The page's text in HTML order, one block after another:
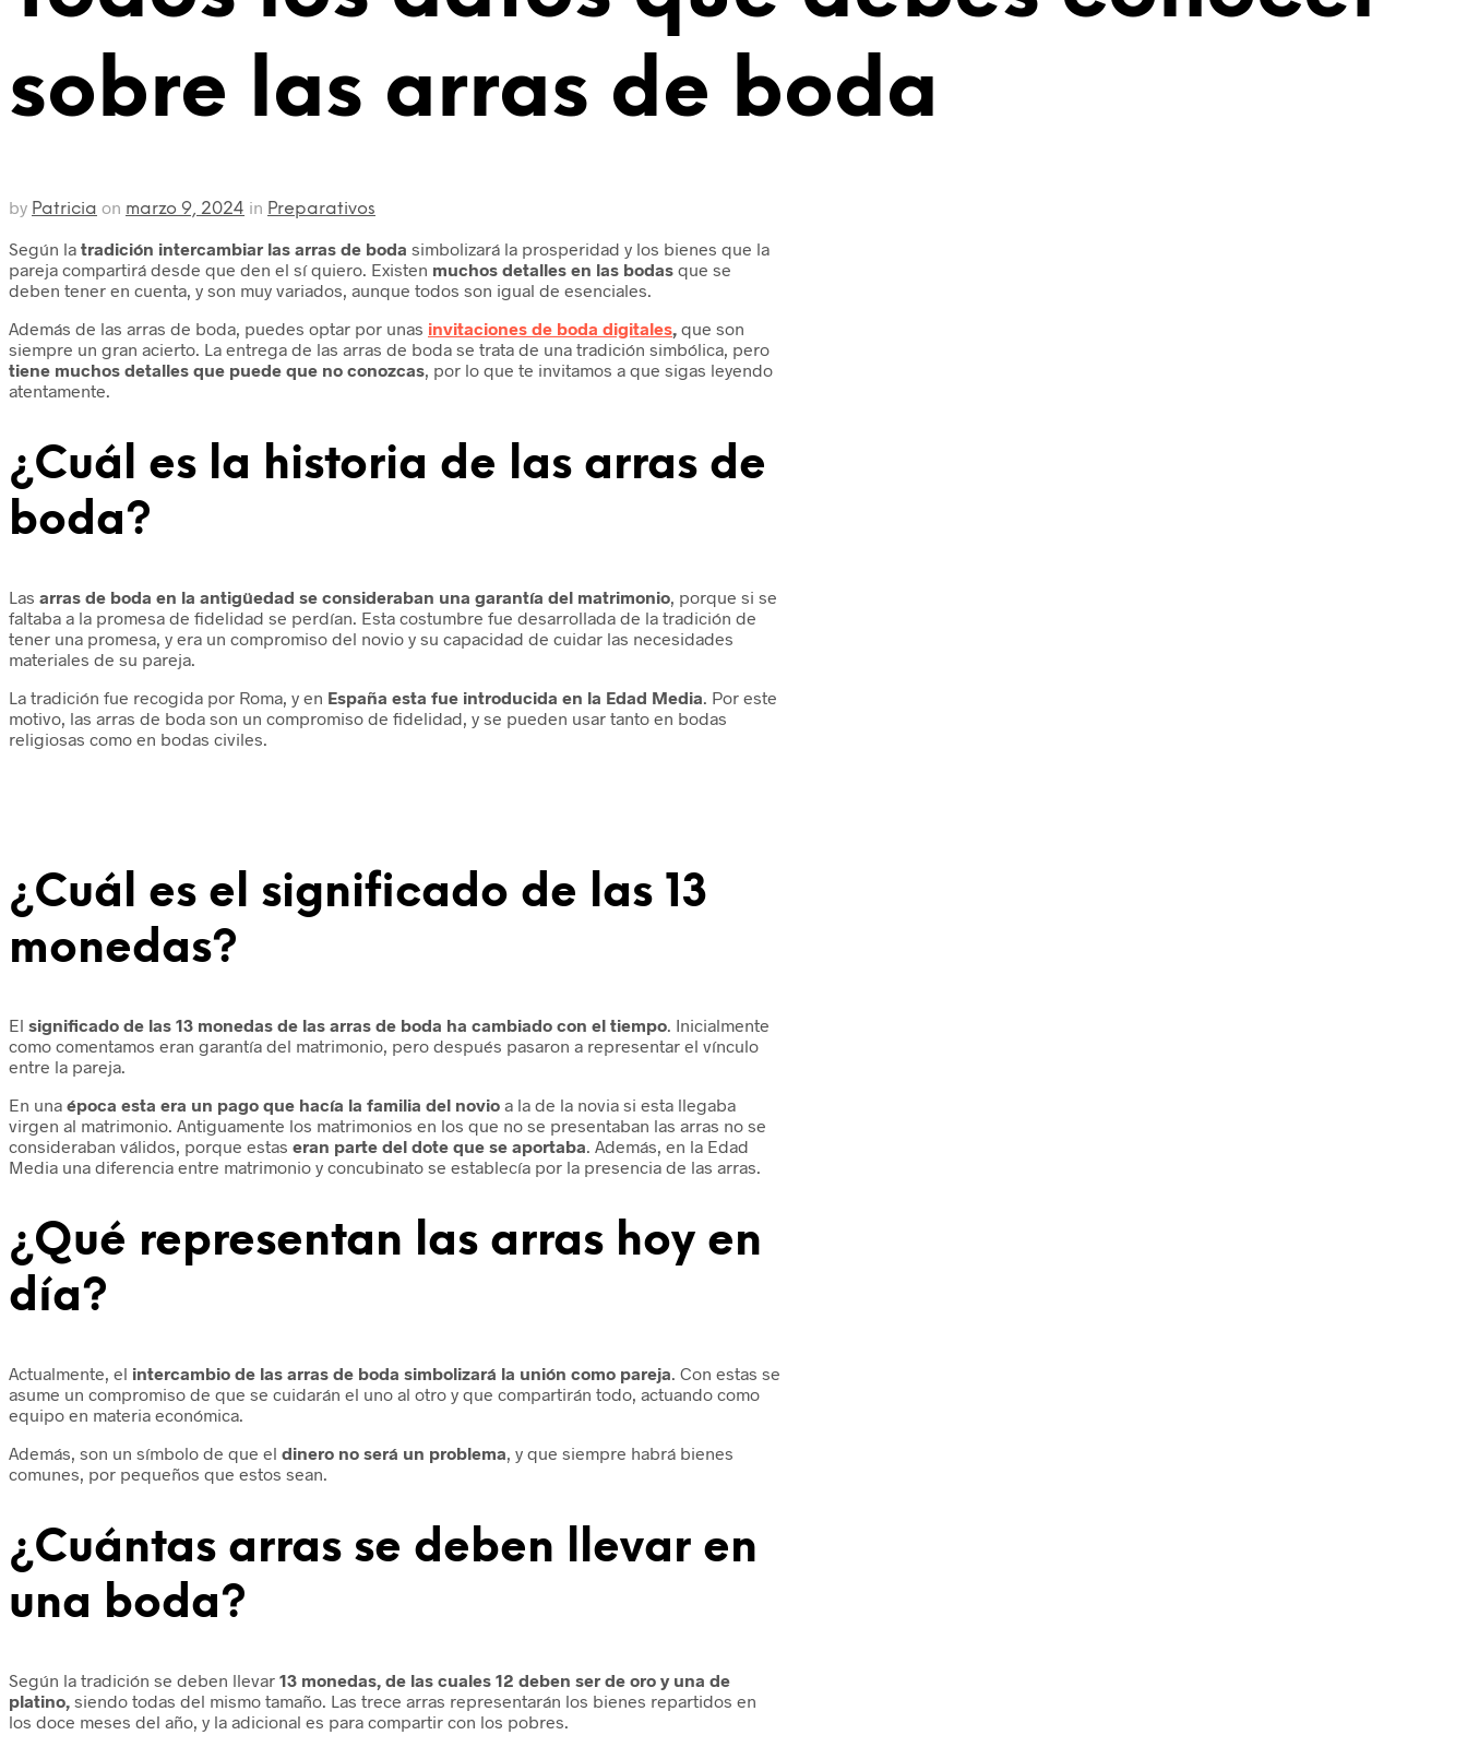
sobre las arras de boda
by Patricia on marzo 9, 2024 in Preparativos
Según la tradición intercambiar las arras de boda simbolizará la prosperidad y los bienes que la
pareja compartirá desde que den el sí quiero. Existen muchos detalles en las bodas que se
deben tener en cuenta, y son muy variados, aunque todos son igual de esenciales.
Además de las arras de boda, puedes optar por unas invitaciones de boda digitales, que son
siempre un gran acierto. La entrega de las arras de boda se trata de una tradición simbólica, pero
tiene muchos detalles que puede que no conozcas, por lo que te invitamos a que sigas leyendo
atentamente.
¿Cuál es la historia de las arras de
boda?
Las arras de boda en la antigüedad se consideraban una garantía del matrimonio, porque si se
faltaba a la promesa de fidelidad se perdían. Esta costumbre fue desarrollada de la tradición de
tener una promesa, y era un compromiso del novio y su capacidad de cuidar las necesidades
materiales de su pareja.
La tradición fue recogida por Roma, y en España esta fue introducida en la Edad Media. Por este
motivo, las arras de boda son un compromiso de fidelidad, y se pueden usar tanto en bodas
religiosas como en bodas civiles.
¿Cuál es el significado de las 13
monedas?
El significado de las 13 monedas de las arras de boda ha cambiado con el tiempo. Inicialmente
como comentamos eran garantía del matrimonio, pero después pasaron a representar el vínculo
entre la pareja.
En una época esta era un pago que hacía la familia del novio a la de la novia si esta llegaba
virgen al matrimonio. Antiguamente los matrimonios en los que no se presentaban las arras no se
consideraban válidos, porque estas eran parte del dote que se aportaba. Además, en la Edad
Media una diferencia entre matrimonio y concubinato se establecía por la presencia de las arras.
¿Qué representan las arras hoy en
día?
Actualmente, el intercambio de las arras de boda simbolizará la unión como pareja. Con estas se
asume un compromiso de que se cuidarán el uno al otro y que compartirán todo, actuando como
equipo en materia económica.
Además, son un símbolo de que el dinero no será un problema, y que siempre habrá bienes
comunes, por pequeños que estos sean.
¿Cuántas arras se deben llevar en
una boda?
Según la tradición se deben llevar 13 monedas, de las cuales 12 deben ser de oro y una de
platino, siendo todas del mismo tamaño. Las trece arras representarán los bienes repartidos en
los doce meses del año, y la adicional es para compartir con los pobres.